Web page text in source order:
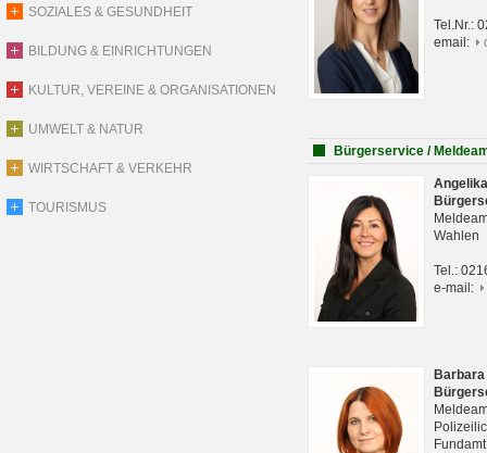
SOZIALES & GESUNDHEIT
BILDUNG & EINRICHTUNGEN
KULTUR, VEREINE & ORGANISATIONEN
UMWELT & NATUR
WIRTSCHAFT & VERKEHR
TOURISMUS
Tel.Nr.:
email:
Bürgerservice /
Wahlen
Tel.:
e-mail: